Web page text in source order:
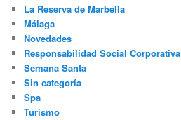
La Reserva de Marbella
Málaga
Novedades
Responsabilidad Social Corporativa
Semana Santa
Sin categoría
Spa
Turismo